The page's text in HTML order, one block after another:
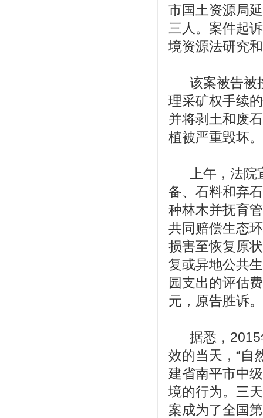
市国土资源局
三人。案件起
境资源法研究
该案被告被
理采矿权手续
并将剥土和废
植被严重毁坏。
上午，法
备、石料和弃
种林木并抚育
共同赔偿生态
损害至恢复原
复或异地公共
园支出的评估
元，原告胜诉。
据悉，
效的当天，“自
建省南平市中
境的行为。三
案成为了全国